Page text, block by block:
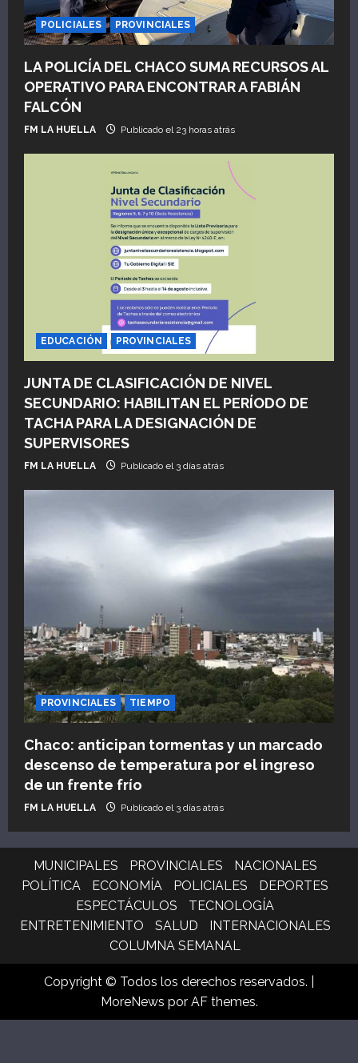
POLICIALES PROVINCIALES
LA POLICÍA DEL CHACO SUMA RECURSOS AL
OPERATIVO PARA ENCONTRAR A FABIÁN
FALCÓN
FM LA HUELLA Publicado el 23 horas atrás
EDUCACIÓN PROVINCIALES
JUNTA DE CLASIFICACIÓN DE NIVEL
SECUNDARIO: HABILITAN EL PERÍODO DE
TACHA PARA LA DESIGNACIÓN DE
SUPERVISORES
FM LA HUELLA Publicado el 3 días atrás
PROVINCIALES TIEMPO
Chaco: anticipan tormentas y un marcado
descenso de temperatura por el ingreso
de un frente frío
FM LA HUELLA Publicado el 3 días atrás
MUNICIPALES PROVINCIALES
NACIONALES
POLÍTICA
ECONOMÍA POLICIALES
DEPORTES
ESPECTÁCULOS
TECNOLOGÍA
ENTRETENIMIENTO
SALUD
INTERNACIONALES
COLUMNA SEMANAL
Copyright © Todos los derechos reservados.
MoreNews por AF themes.